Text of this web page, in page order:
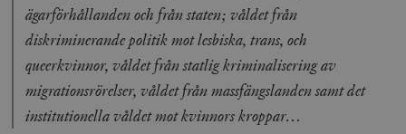
ägarförhållanden och från staten; våldet från
diskriminerande politik mot lesbiska, trans, och
queerkvinnor, våldet från statlig kriminalisering av
migrationsrörelser, våldet från massfängslanden samt det
institutionella våldet mot kvinnors kroppar…